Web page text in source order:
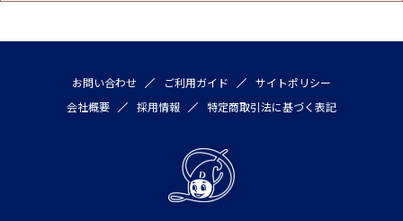
お問い合わせ ご利用ガイド
サイトポリシー
会社概要
採用情報 特定商取引法に基づく表記